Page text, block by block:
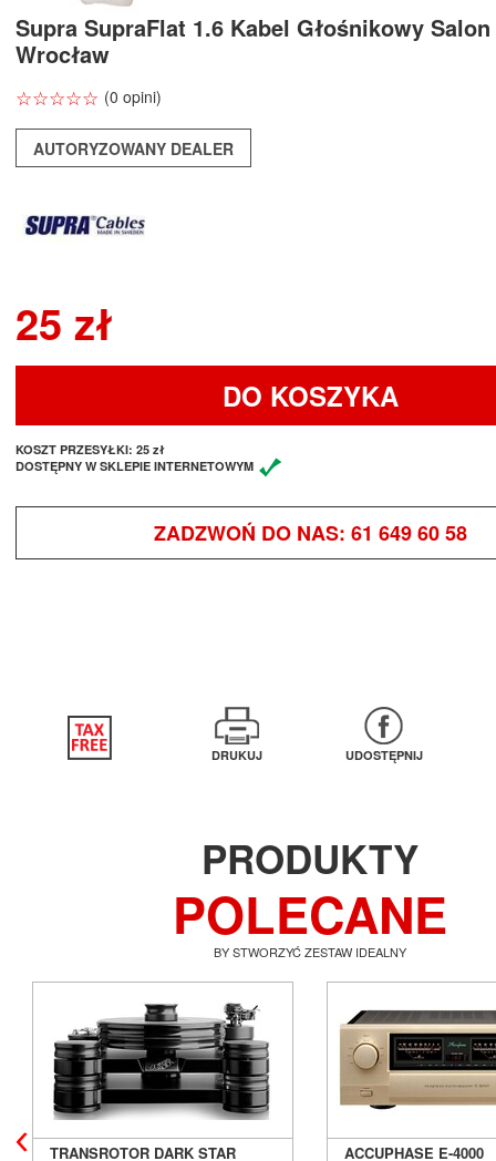
Supra SupraFlat 1.6 Kabel Głośnikowy
Wrocław
☆☆☆☆☆
★★★★★ (0 opini)
AUTORYZOWANY DEALER
25 zł
DO KOSZYKA
KOSZT PRZESYŁKI: 25 zł
DOSTĘPNY W SKLEPIE INTERNETOWYM
ZADZWOŃ DO NAS: 61 649 60 58
DRUKUJ UDOSTĘPNIJ
PRODUKTY
POLECANE
BY STWORZYĆ ZESTAW IDEALNY
TRANSROTOR DARK STAR
ACCUPHASE E-4000